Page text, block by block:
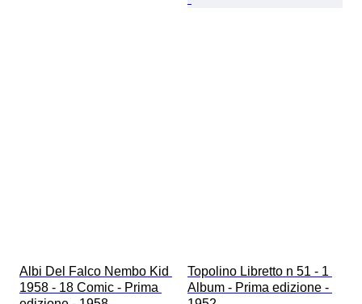
Albi Del Falco Nembo Kid
1958 - 18 Comic - Prima
Topolino Libretto n 51 - 1
Album - Prima edizione -